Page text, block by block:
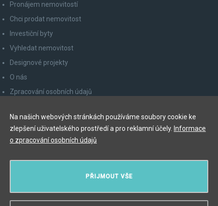
Pronájem nemovitostí
Chci prodat nemovitost
Investiční byty
Vyhledat nemovitost
Designové projekty
O nás
Zpracování osobních údajů
Odhlášení z newsletteru
Myslíková 245/3, 110 00 Praha 1
PŘIJMOUT VŠE
Na našich webových stránkách používáme soubory cookie ke
zlepšení uživatelského prostředí a pro reklamní účely. Informace
o zpracování osobních údajů